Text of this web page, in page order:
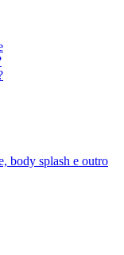
body splash e outro